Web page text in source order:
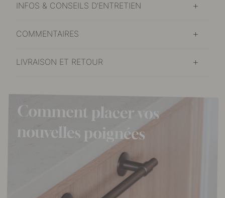
INFOS & CONSEILS D'ENTRETIEN
COMMENTAIRES
LIVRAISON ET RETOUR